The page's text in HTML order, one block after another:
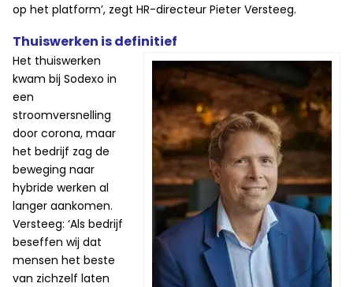
op het platform’, zegt HR-directeur Pieter Versteeg.
Thuiswerken is definitief
Het thuiswerken
kwam bij Sodexo in
een
stroomversnelling
door corona, maar
het bedrijf zag de
beweging naar
hybride werken al
langer aankomen.
Versteeg: ‘Als bedrijf
beseffen wij dat
mensen het beste
van zichzelf laten